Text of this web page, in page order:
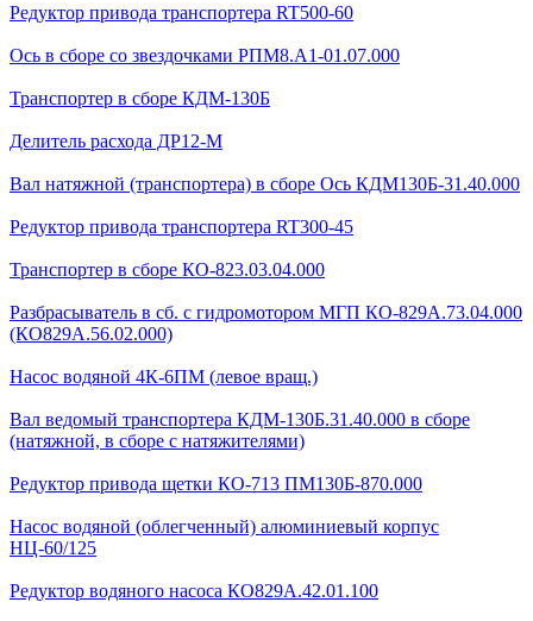
Редуктор привода транспортера RT500-60
Ось в сборе со звездочками РПМ8.А1-01.07.000
Транспортер в сборе КДМ-130Б
Делитель расхода ДР12-М
Вал натяжной (транспортера) в сборе Ось КДМ130Б-31.40.000
Редуктор привода транспортера RT300-45
Транспортер в сборе КО-823.03.04.000
Разбрасыватель в сб. с гидромотором МГП КО-829А.73.04.000
(КО829А.56.02.000)
Насос водяной 4К-6ПМ (левое вращ.)
Вал ведомый транспортера КДМ-130Б.31.40.000 в сборе
(натяжной, в сборе с натяжителями)
Редуктор привода щетки КО-713 ПМ130Б-870.000
Насос водяной (облегченный) алюминиевый корпус
НЦ-60/125
Редуктор водяного насоса КО829А.42.01.100